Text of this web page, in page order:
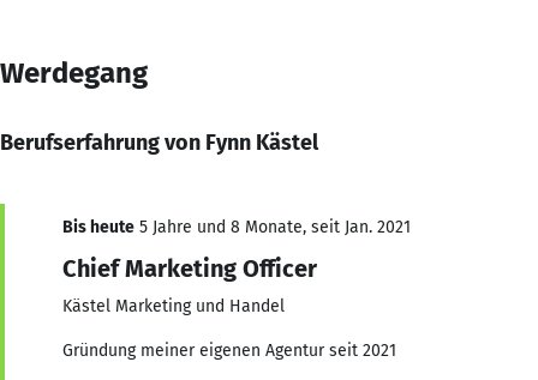
Werdegang
Berufserfahrung von Fynn Kästel
Bis heute 5 Jahre und 8 Monate, seit Jan. 2021
Chief Marketing Officer
Kästel Marketing und Handel
Gründung meiner eigenen Agentur seit 2021